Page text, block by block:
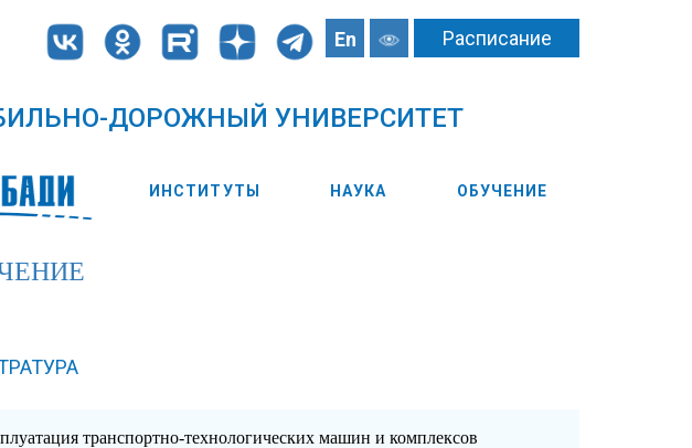
En Расписание
ДОРОЖНЫЙ УНИВЕРСИТЕТ
ИНСТИТУТЫ НАУКА ОБУЧЕНИЕ
транспортно-технологических машин и комплексов